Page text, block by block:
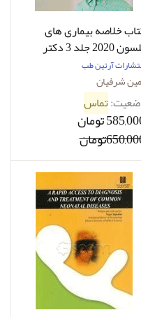
خلاصه بیماری های
نلسون 2020 جلد 3 دکتر
شرفیان
آرتین طب
شرفیان
تماس
تومان